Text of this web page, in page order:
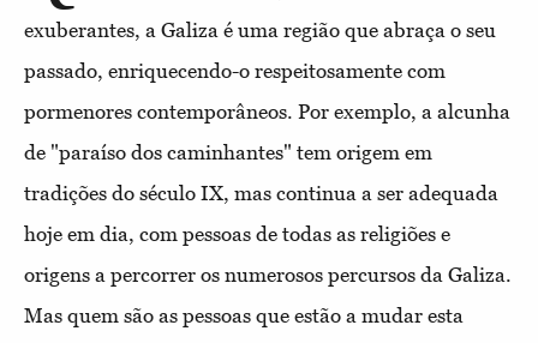
exuberantes, a Galiza é uma região que abraça o seu
passado, enriquecendo-o respeitosamente com
pormenores contemporâneos. Por exemplo, a alcunha
de "paraíso dos caminhantes" tem origem em
tradições do século IX, mas continua a ser adequada
hoje em dia, com pessoas de todas as religiões e
origens a percorrer os numerosos percursos da Galiza.
Mas quem são as pessoas que estão a mudar esta